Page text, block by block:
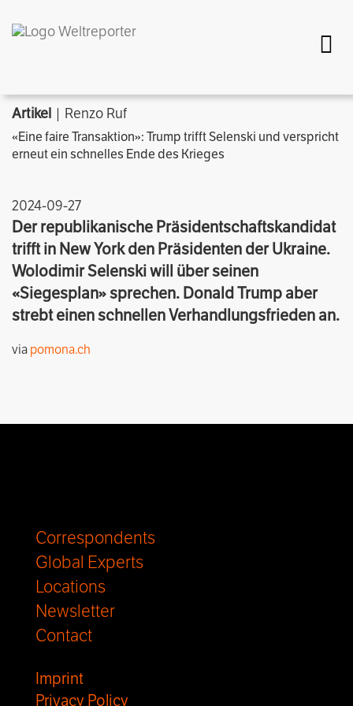
Artikel | Renzo Ruf
«Eine faire Transaktion»: Trump trifft Selenski und verspricht
erneut ein schnelles Ende des Krieges
2024-09-27
Der republikanische Präsidentschaftskandidat
trifft in New York den Präsidenten der Ukraine.
Wolodimir Selenski will über seinen
«Siegesplan» sprechen. Donald Trump aber
strebt einen schnellen Verhandlungsfrieden an.
via pomona.ch
Correspondents
Global Experts
Locations
Newsletter
Contact
Imprint
Privacy Policy